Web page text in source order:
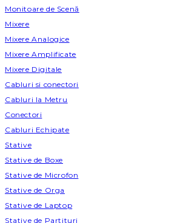
Monitoare de Scenă
Mixere
Mixere Analogice
Mixere Amplificate
Mixere Digitale
Cabluri si conectori
Cabluri la Metru
Conectori
Cabluri Echipate
Stative
Stative de Boxe
Stative de Microfon
Stative de Orga
Stative de Laptop
Stative de Partituri